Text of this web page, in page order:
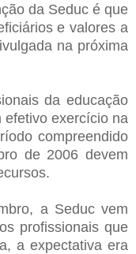
da Seduc é que
e valores a
na próxima
da educação
efetivo exercício na
compreendido
de 2006 devem
a Seduc vem
profissionais que
a expectativa era